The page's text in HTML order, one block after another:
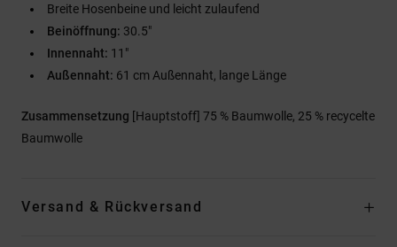
Breite Hosenbeine und leicht zulaufend
Beinöffnung: 30.5"
Innennaht: 11"
Außennaht: 61 cm Außennaht, lange Länge
Zusammensetzung [Hauptstoff] 75 % Baumwolle, 25 % recycelte
Baumwolle
Versand & Rückversand